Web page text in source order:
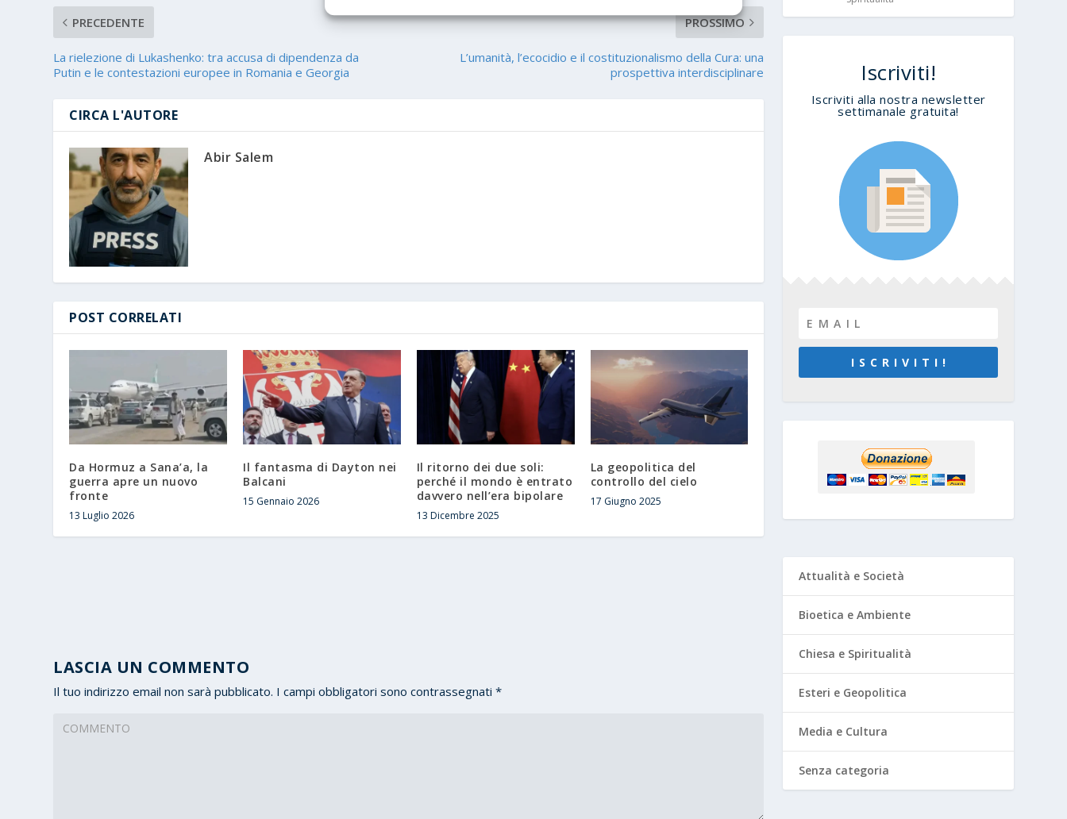
PRECEDENTE
La rielezione di Lukashenko: tra accusa di dipendenza da
Putin e le contestazioni europee in Romania e Georgia
PROSSIMO
L’umanità, l’ecocidio e il costituzionalismo della Cura: una
prospettiva interdisciplinare
CIRCA L'AUTORE
Abir Salem
POST CORRELATI
Da Hormuz a Sana’a, la
guerra apre un nuovo
fronte
13 Luglio 2026
Il fantasma di Dayton nei
Balcani
15 Gennaio 2026
Il ritorno dei due soli:
perché il mondo è entrato
davvero nell’era bipolare
13 Dicembre 2025
La geopolitica del
controllo del cielo
17 Giugno 2025
LASCIA UN COMMENTO
Il tuo indirizzo email non sarà pubblicato. I campi obbligatori sono contrassegnati*
Iscriviti!
Iscriviti alla nostra newsletter
settimanale gratuita!
I S C R I V I T I !
Attualità e Società
Bioetica e Ambiente
Chiesa e Spiritualità
Esteri e Geopolitica
Media e Cultura
Senza categoria